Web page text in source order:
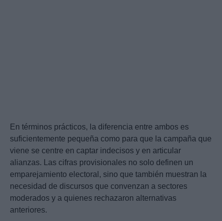
En términos prácticos, la diferencia entre ambos es
suficientemente pequeña como para que la campaña que
viene se centre en captar indecisos y en articular
alianzas. Las cifras provisionales no solo definen un
emparejamiento electoral, sino que también muestran la
necesidad de discursos que convenzan a sectores
moderados y a quienes rechazaron alternativas
anteriores.